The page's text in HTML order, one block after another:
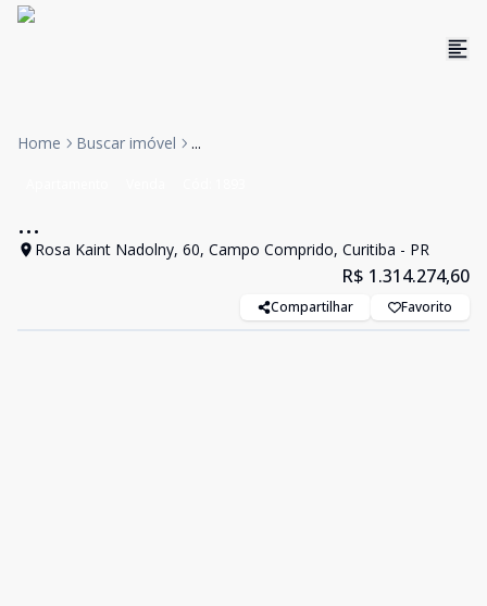
Home Buscar imóvel ...
...
Rosa Kaint Nadolny, 60, Campo Comprido, Curitiba - PR
R$ 1.314.274,60
Compartilhar Favorito